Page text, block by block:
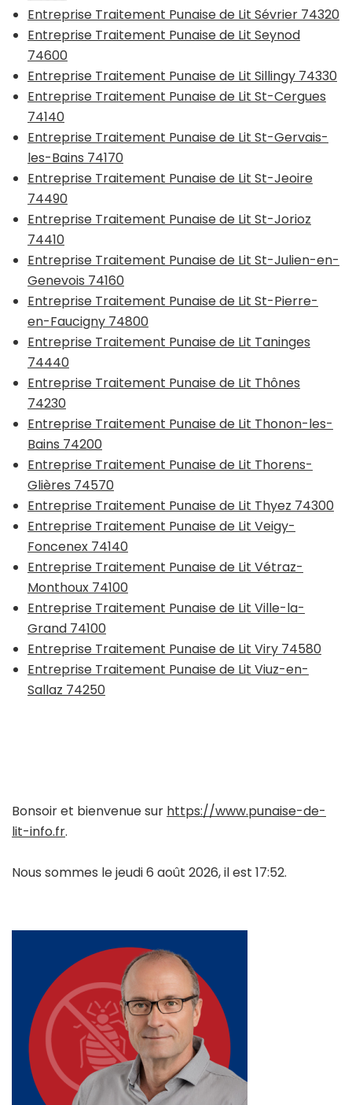
Entreprise Traitement Punaise de Lit Sévrier 74320
Entreprise Traitement Punaise de Lit Seynod
74600
Entreprise Traitement Punaise de Lit Sillingy 74330
Entreprise Traitement Punaise de Lit St-Cergues
74140
Entreprise Traitement Punaise de Lit St-Gervais-
les-Bains 74170
Entreprise Traitement Punaise de Lit St-Jeoire
74490
Entreprise Traitement Punaise de Lit St-Jorioz
74410
Entreprise Traitement Punaise de Lit St-Julien-en-
Genevois 74160
Entreprise Traitement Punaise de Lit St-Pierre-
en-Faucigny 74800
Entreprise Traitement Punaise de Lit Taninges
74440
Entreprise Traitement Punaise de Lit Thônes
74230
Entreprise Traitement Punaise de Lit Thonon-les-
Bains 74200
Entreprise Traitement Punaise de Lit Thorens-
Glières 74570
Entreprise Traitement Punaise de Lit Thyez 74300
Entreprise Traitement Punaise de Lit Veigy-
Foncenex 74140
Entreprise Traitement Punaise de Lit Vétraz-
Monthoux 74100
Entreprise Traitement Punaise de Lit Ville-la-
Grand 74100
Entreprise Traitement Punaise de Lit Viry 74580
Entreprise Traitement Punaise de Lit Viuz-en-
Sallaz 74250
Bonsoir et bienvenue sur https://www.punaise-de-
lit-info.fr.
Nous sommes le jeudi 6 août 2026, il est 17:52.